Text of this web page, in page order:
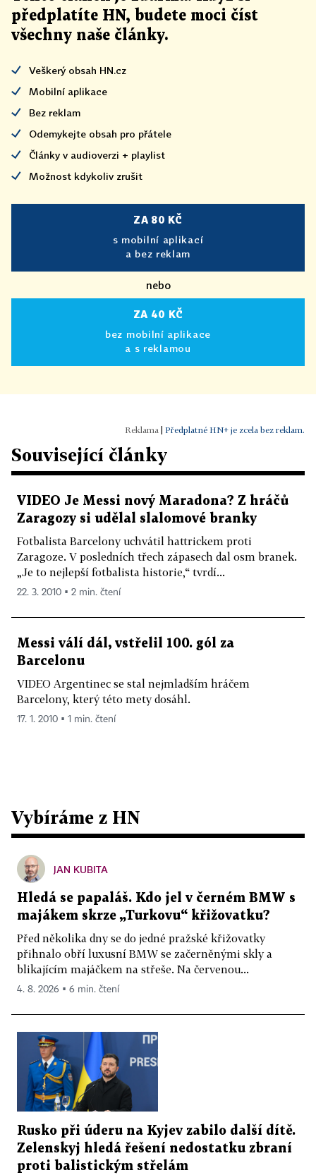
předplatíte HN, budete moci číst
všechny naše články.
Veškerý obsah HN.cz
Mobilní aplikace
Bez reklam
Odemykejte obsah pro přátele
Články v audioverzi + playlist
Možnost kdykoliv zrušit
ZA 80 KČ
s mobilní aplikací
a bez reklam
nebo
ZA 40 KČ
bez mobilní aplikace
a s reklamou
Předplatné HN+ je zcela bez reklam.
Související články
VIDEO Je Messi nový Maradona? Z hráčů
Zaragozy si udělal slalomové branky
Fotbalista Barcelony uchvátil hattrickem proti
Zaragoze. V posledních třech zápasech dal osm branek.
„Je to nejlepší fotbalista historie,“ tvrdí...
22. 3. 2010 ▪ 2 min. čtení
Messi válí dál, vstřelil 100. gól za
Barcelonu
VIDEO Argentinec se stal nejmladším hráčem
Barcelony, který této mety dosáhl.
17. 1. 2010 ▪ 1 min. čtení
Vybíráme z HN
JAN KUBITA
Hledá se papaláš. Kdo jel v černém BMW s
majákem skrze „Turkovu“ křižovatku?
Před několika dny se do jedné pražské křižovatky
přihnalo obří luxusní BMW se začerněnými skly a
blikajícím majáčkem na střeše. Na červenou...
4. 8. 2026 ▪ 6 min. čtení
Rusko při úderu na Kyjev zabilo další dítě.
Zelenskyj hledá řešení nedostatku zbraní
proti balistickým střelám